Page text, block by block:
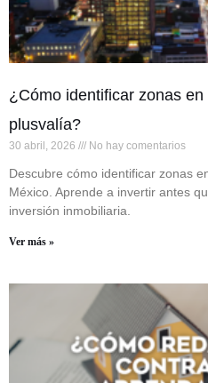
¿Cómo identificar zonas
plusvalía?
30 abril, 2026 No hay comentarios
Descubre cómo identificar zonas
México. Aprende a invertir antes
inversión inmobiliaria.
Ver más »